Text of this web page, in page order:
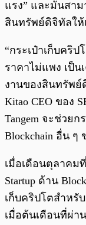
แรง” และมันสา
สินทรัพย์ดิจิทัลใ
“กระเป๋าเก็บคริ
ราคาไม่แพง เป็น
งานของสินทรัพย์
Kitao CEO ของ
Tangem จะช่วย
Blockchain อื่น ๆ
เมื่อเดือนตุลาคม
Startup ด้าน
เก็บคริปโตสำหรั
เมื่อต้นเดือนที่ผ่า